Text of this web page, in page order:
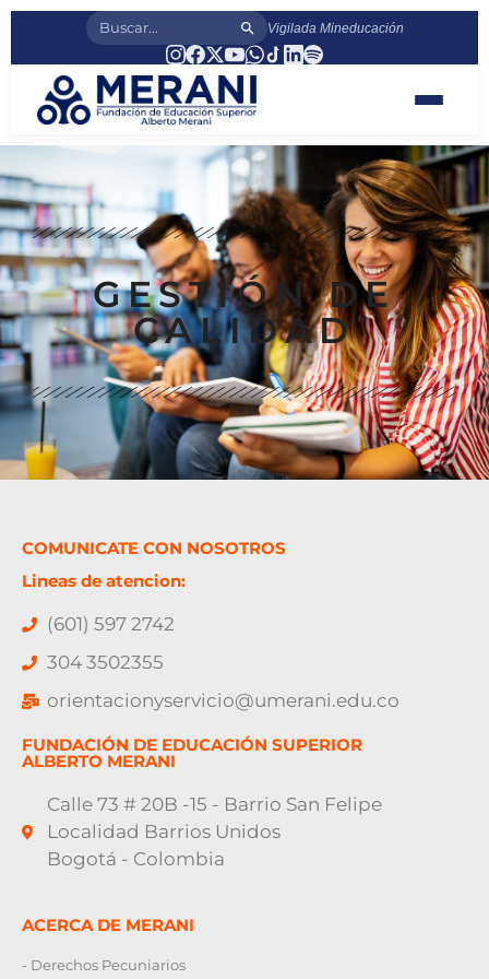
Vigilada Mineducación
GESTIÓN DE
CALIDAD
COMUNICATE CON NOSOTROS
Lineas de atencion:
(601) 597 2742
304 3502355
orientacionyservicio@umerani.edu.co
FUNDACIÓN DE EDUCACIÓN SUPERIOR
ALBERTO MERANI
Calle 73 # 20B -15 - Barrio San Felipe
Localidad Barrios Unidos
Bogotá - Colombia
ACERCA DE MERANI
- Derechos Pecuniarios